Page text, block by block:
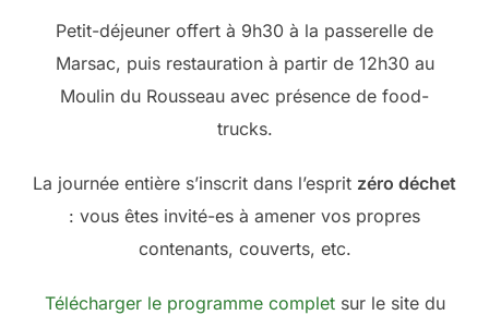
Petit-déjeuner offert à 9h30 à la passerelle de
Marsac, puis restauration à partir de 12h30 au
Moulin du Rousseau avec présence de food-
trucks.
La journée entière s’inscrit dans l’esprit zéro déchet
: vous êtes invité-es à amener vos propres
contenants, couverts, etc.
Télécharger le programme completsur le site du